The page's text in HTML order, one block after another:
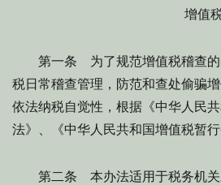
增值税日常稽
第一条 为了规范增值税稽查的
税日常稽查管理，防范和查处偷骗
依法纳税自觉性，根据《中华人民
法》、《中华人民共和国增值税暂行
第二条 本办法适用于税务机关